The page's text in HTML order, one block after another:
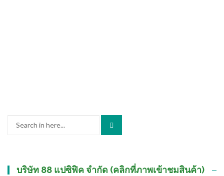
บริษัท 88 แปซิฟิค จำกัด (คลิกที่ภาพเข้าชมสินค้า)